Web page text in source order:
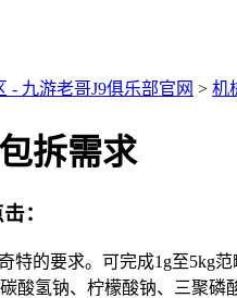
- 九游老哥J9俱乐部官网 > 机
拆需求
：
的要求。可完成1g至5kg范
酸氢钠、柠檬酸钠、三聚